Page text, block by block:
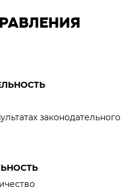
законодательного